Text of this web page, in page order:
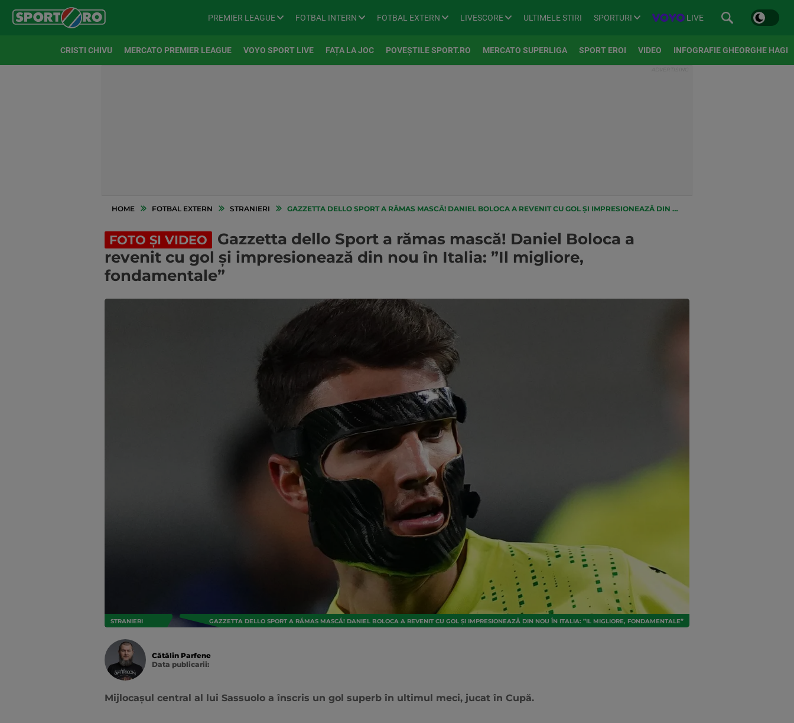
PREMIER LEAGUE FOTBAL INTERN FOTBAL EXTERN LIVESCORE ULTIMELE STIRI SPORTURI LIVE
CRISTI CHIVU MERCATO PREMIER LEAGUE VOYO SPORT LIVE FAȚA LA JOC POVEȘTILE SPORT.RO MERCATO SUPERLIGA SPORT EROI VIDEO INFOGRAFIE GHEORGHE HAGI
HOME FOTBAL EXTERN STRANIERI GAZZETTA DELLO SPORT A RĂMAS MASCĂ! DANIEL BOLOCA A REVENIT CU GOL ȘI IMPRESIONEAZĂ DIN NOU ÎN ITALIA: ”IL MIGLIORE, FONDAMENTALE”
FOTO ȘI VIDEO
Gazzetta dello Sport a rămas mască! Daniel Boloca a
revenit cu gol și impresionează din nou în Italia: ”Il migliore,
fondamentale”
STRANIERI GAZZETTA DELLO SPORT A RĂMAS MASCĂ! DANIEL BOLOCA A REVENIT CU GOL ȘI IMPRESIONEAZĂ DIN NOU ÎN ITALIA: ”IL MIGLIORE, FONDAMENTALE”
Cătălin Parfene
Data publicarii:
Mijlocașul central al lui Sassuolo a înscris un gol superb în ultimul meci, jucat în Cupă.